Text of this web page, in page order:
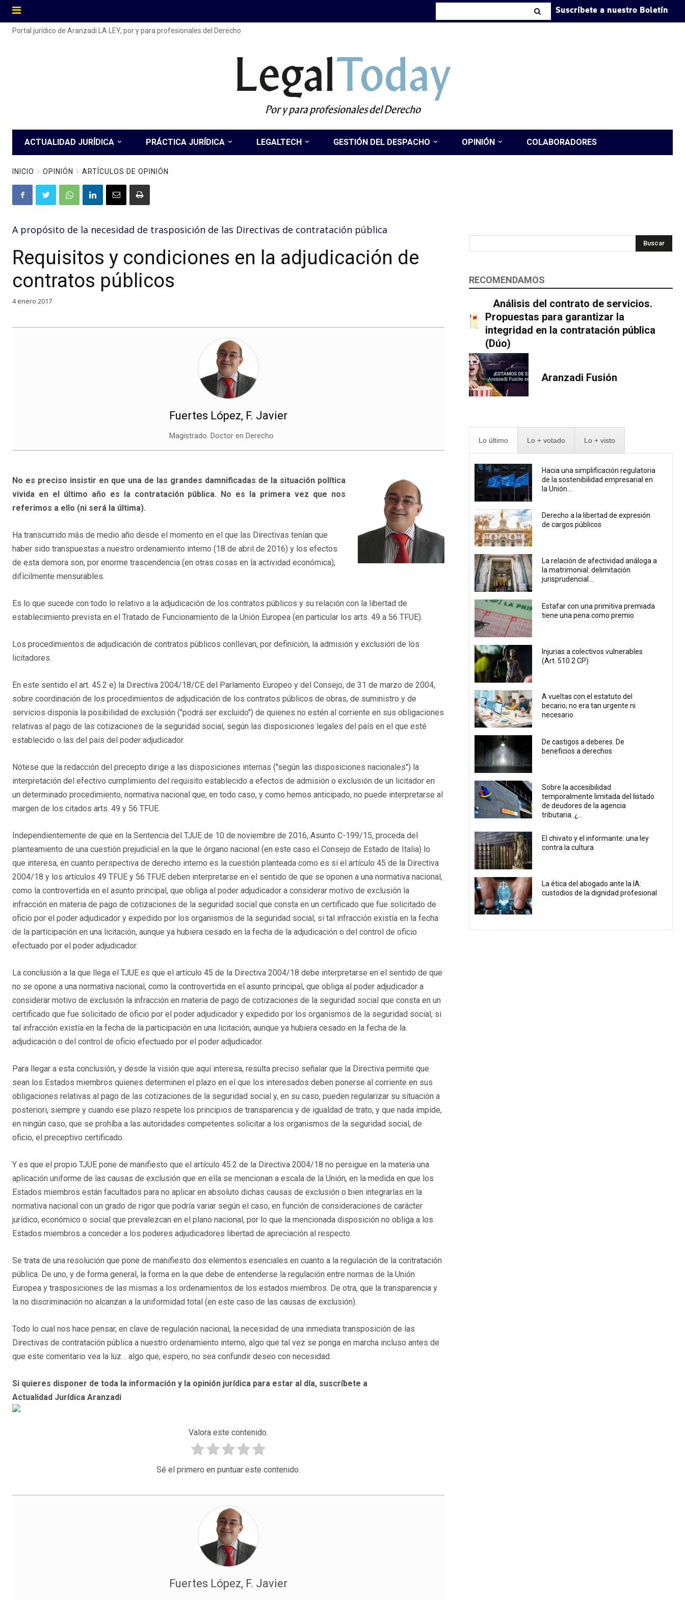
Suscríbete a nuestro Boletín
Portal jurídico de Aranzadi LA LEY, por y para profesionales del Derecho
LegalToday
Por y para profesionales del Derecho
ACTUALIDAD JURÍDICA PRÁCTICA JURÍDICA LEGALTECH GESTIÓN DEL DESPACHO OPINIÓN COLABORADORES
INICIO OPINIÓN ARTÍCULOS DE OPINIÓN
A propósito de la necesidad de trasposición de las Directivas de contratación pública
Requisitos y condiciones en la adjudicación de
contratos públicos
4 enero 2017
Fuertes López, F. Javier
Magistrado. Doctor en Derecho
No es preciso insistir en que una de las grandes damnificadas de la situación política
vivida en el último año es la contratación pública. No es la primera vez que nos
referimos a ello (ni será la última).
Ha transcurrido más de medio año desde el momento en el que las Directivas tenían que
haber sido transpuestas a nuestro ordenamiento interno (18 de abril de 2016) y los efectos
de esta demora son, por enorme trascendencia (en otras cosas en la actividad económica),
difícilmente mensurables.
Es lo que sucede con todo lo relativo a la adjudicación de los contratos públicos y su relación con la libertad de
establecimiento prevista en el Tratado de Funcionamiento de la Unión Europea (en particular los arts. 49 a 56 TFUE).
Los procedimientos de adjudicación de contratos públicos conllevan, por definición, la admisión y exclusión de los
licitadores.
En este sentido el art. 45.2 e) la Directiva 2004/18/CE del Parlamento Europeo y del Consejo, de 31 de marzo de 2004,
sobre coordinación de los procedimientos de adjudicación de los contratos públicos de obras, de suministro y de
servicios disponía la posibilidad de exclusión ("podrá ser excluido") de quienes no estén al corriente en sus obligaciones
relativas al pago de las cotizaciones de la seguridad social, según las disposiciones legales del país en el que esté
establecido o las del país del poder adjudicador.
Nótese que la redacción del precepto dirige a las disposiciones internas ("según las disposiciones nacionales") la
interpretación del efectivo cumplimiento del requisito establecido a efectos de admisión o exclusión de un licitador en
un determinado procedimiento, normativa nacional que, en todo caso, y como hemos anticipado, no puede interpretarse al
margen de los citados arts. 49 y 56 TFUE.
Independientemente de que en la Sentencia del TJUE de 10 de noviembre de 2016, Asunto C-199/15, proceda del
planteamiento de una cuestión prejudicial en la que le órgano nacional (en este caso el Consejo de Estado de Italia) lo
que interesa, en cuanto perspectiva de derecho interno es la cuestión planteada como es si el artículo 45 de la Directiva
2004/18 y los artículos 49 TFUE y 56 TFUE deben interpretarse en el sentido de que se oponen a una normativa nacional,
como la controvertida en el asunto principal, que obliga al poder adjudicador a considerar motivo de exclusión la
infracción en materia de pago de cotizaciones de la seguridad social que consta en un certificado que fue solicitado de
oficio por el poder adjudicador y expedido por los organismos de la seguridad social, si tal infracción existía en la fecha
de la participación en una licitación, aunque ya hubiera cesado en la fecha de la adjudicación o del control de oficio
efectuado por el poder adjudicador.
La conclusión a la que llega el TJUE es que el artículo 45 de la Directiva 2004/18 debe interpretarse en el sentido de que
no se opone a una normativa nacional, como la controvertida en el asunto principal, que obliga al poder adjudicador a
considerar motivo de exclusión la infracción en materia de pago de cotizaciones de la seguridad social que consta en un
certificado que fue solicitado de oficio por el poder adjudicador y expedido por los organismos de la seguridad social, si
tal infracción existía en la fecha de la participación en una licitación, aunque ya hubiera cesado en la fecha de la
adjudicación o del control de oficio efectuado por el poder adjudicador.
Para llegar a esta conclusión, y desde la visión que aquí interesa, resulta preciso señalar que la Directiva permite que
sean los Estados miembros quienes determinen el plazo en el que los interesados deben ponerse al corriente en sus
obligaciones relativas al pago de las cotizaciones de la seguridad social y, en su caso, pueden regularizar su situación a
posteriori, siempre y cuando ese plazo respete los principios de transparencia y de igualdad de trato, y que nada impide,
en ningún caso, que se prohíba a las autoridades competentes solicitar a los organismos de la seguridad social, de
oficio, el preceptivo certificado.
Y es que el propio TJUE pone de manifiesto que el artículo 45.2 de la Directiva 2004/18 no persigue en la materia una
aplicación uniforme de las causas de exclusión que en ella se mencionan a escala de la Unión, en la medida en que los
Estados miembros están facultados para no aplicar en absoluto dichas causas de exclusión o bien integrarlas en la
normativa nacional con un grado de rigor que podría variar según el caso, en función de consideraciones de carácter
jurídico, económico o social que prevalezcan en el plano nacional, por lo que la mencionada disposición no obliga a los
Estados miembros a conceder a los poderes adjudicadores libertad de apreciación al respecto.
Se trata de una resolución que pone de manifiesto dos elementos esenciales en cuanto a la regulación de la contratación
pública. De uno, y de forma general, la forma en la que debe de entenderse la regulación entre normas de la Unión
Europea y trasposiciones de las mismas a los ordenamientos de los estados miembros. De otra, que la transparencia y
la no discriminación no alcanzan a la uniformidad total (en este caso de las causas de exclusión).
Todo lo cual nos hace pensar, en clave de regulación nacional, la necesidad de una inmediata transposición de las
Directivas de contratación pública a nuestro ordenamiento interno, algo que tal vez se ponga en marcha incluso antes de
que este comentario vea la luz… algo que, espero, no sea confundir deseo con necesidad.
Si quieres disponer de toda la información y la opinión jurídica para estar al día, suscríbete a
Actualidad Jurídica Aranzadi
Valora este contenido.
Sé el primero en puntuar este contenido.
Fuertes López, F. Javier
Buscar
RECOMENDAMOS
Análisis del contrato de servicios.
Propuestas para garantizar la
integridad en la contratación pública
(Dúo)
Aranzadi Fusión
Lo último Lo + votado Lo + visto
Hacia una simplificación regulatoria
de la sostenibilidad empresarial en
la Unión...
Derecho a la libertad de expresión
de cargos públicos
La relación de afectividad análoga a
la matrimonial: delimitación
jurisprudencial...
Estafar con una primitiva premiada
tiene una pena como premio
Injurias a colectivos vulnerables
(Art. 510.2 CP)
A vueltas con el estatuto del
becario; no era tan urgente ni
necesario
De castigos a deberes. De
beneficios a derechos
Sobre la accesibilidad
temporalmente limitada del listado
de deudores de la agencia
tributaria. ¿...
El chivato y el informante: una ley
contra la cultura
La ética del abogado ante la IA:
custodios de la dignidad profesional